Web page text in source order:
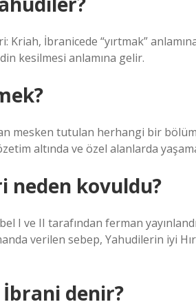
İbranicede “yırtmak”
kesilmesi anlamına gelir.
mesken tutulan herhangi bir
altında ve özel alanlarda
neden kovuldu?
I ve II tarafından ferman
verilen sebep, Yahudilerin iyi
denir?